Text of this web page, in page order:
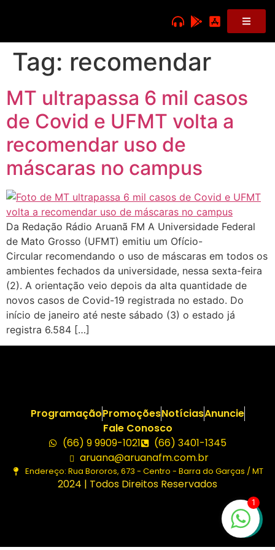
Tag: recomendar
MT ultrapassa 6 mil casos
de Covid e UFMT volta a
recomendar uso de
máscaras no campus
Da Redação Rádio Aruanã FM A Universidade Federal
de Mato Grosso (UFMT) emitiu um Ofício-
Circular recomendando o uso de máscaras em todos os
ambientes fechados da universidade, nessa sexta-feira
(2). A orientação veio depois da alta quantidade de
novos casos de Covid-19 registrada no estado. Do
início de janeiro até neste sábado (3) o estado já
registra 6.584 […]
ProgramaçãoPromoçõesNotíciasAnuncie
Fale Conosco
(66) 9 9909-1021
(66) 3401-1345
aruana@aruanafm.com.br
Endereço: Rua Bororos, 673 - Centro - Barra do Garças / MT
2024 | Todos Direitos Reservados
1